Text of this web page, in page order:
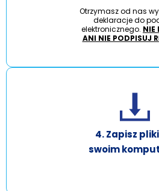
Otrzymasz od nas
deklaracje do
elektronicznego. NIE
ANI NIE PODPISUJ
4. Zapisz
swoim